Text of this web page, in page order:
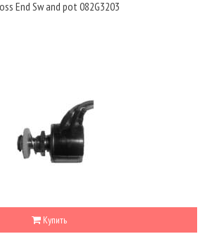
End Sw and pot 082G3203
Купить